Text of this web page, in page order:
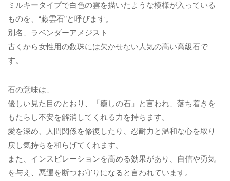
ミルキータイプで白色の雲を描いたような模様が入っている
ものを、“藤雲石”と呼びます。
別名、ラベンダーアメジスト
古くから女性用の数珠には欠かせない人気の高い高級石で
す。
石の意味は、
優しい見た目のとおり、「癒しの石」と言われ、落ち着きを
もたらし不安を解消してくれる力を持ちます。
愛を深め、人間関係を修復したり、忍耐力と温和な心を取り
戻し気持ちを和らげてくれます。
また、インスピレーションを高める効果があり、自信や勇気
を与え、悪運を断つお守りになると言われています。